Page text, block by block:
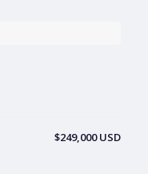
$249,000 USD